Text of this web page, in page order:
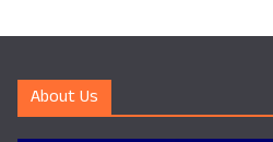
About Us